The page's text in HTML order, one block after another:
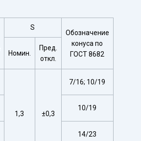
S
Обозначение
конуса по
ГОСТ 8682
Номин.
Пред.
откл.
1,3 ±0,3
7/16; 10/19
10/19
14/23